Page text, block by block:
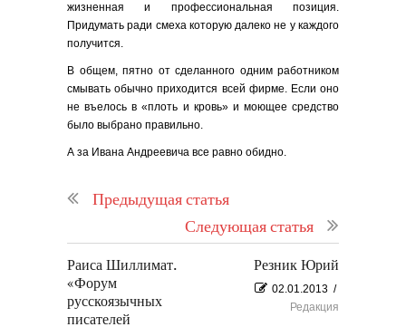
жизненная и профессиональная позиция.
Придумать ради смеха которую далеко не у каждого
получится.
В общем, пятно от сделанного одним работником
смывать обычно приходится всей фирме. Если оно
не въелось в «плоть и кровь» и моющее средство
было выбрано правильно.
А за Ивана Андреевича все равно обидно.
Предыдущая статья
Следующая статья
Раиса Шиллимат.
«Форум
русскоязычных
писателей
Резник Юрий
02.01.2013 /
Редакция